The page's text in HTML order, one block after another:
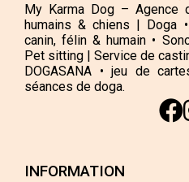
My Karma Dog – Agence
humains & chiens | Doga
canin, félin & humain •
Pet sitting | Service de
DOGASANA • jeu de
séances de doga.
INFORMATION